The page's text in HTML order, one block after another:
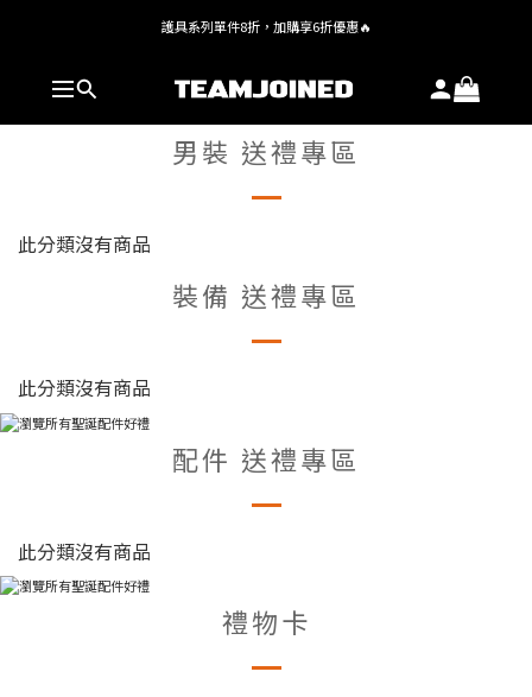
全館 $1,380 即享免運
護具系列單件8折，加購享6折優惠🔥
全館 $1,380 即享免運
男裝 送禮專區
此分類沒有商品
裝備 送禮專區
此分類沒有商品
配件 送禮專區
此分類沒有商品
禮物卡